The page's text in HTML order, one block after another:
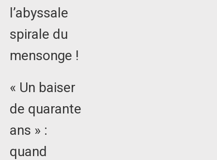
l’abyssale
spirale du
mensonge !
« Un baiser
de quarante
ans » :
quand